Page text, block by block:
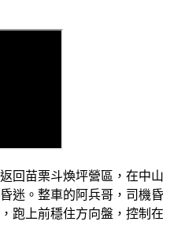
回苗栗斗煥坪營區，在中山
迷。整車的阿兵哥，司機昏
跑上前穩住方向盤，控制在